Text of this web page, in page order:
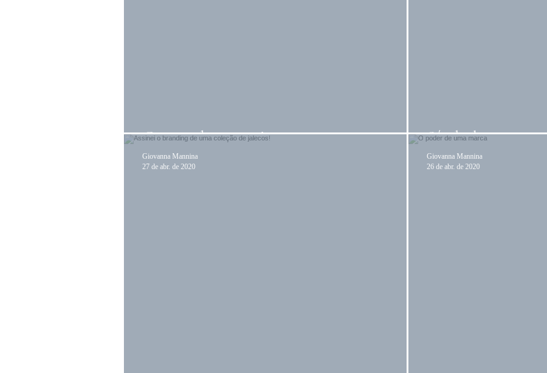
Gestão de marca! Símbolo com as
Giovanna Mannina
27 de abr. de 2020
Giovanna Mannina
26 de abr. de 2020